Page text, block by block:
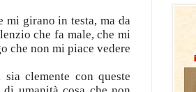
mi girano in testa, ma da
che fa male, che mi
che non mi piace vedere
clemente con queste